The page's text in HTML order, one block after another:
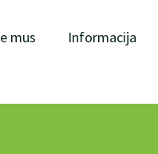
mus Informacija